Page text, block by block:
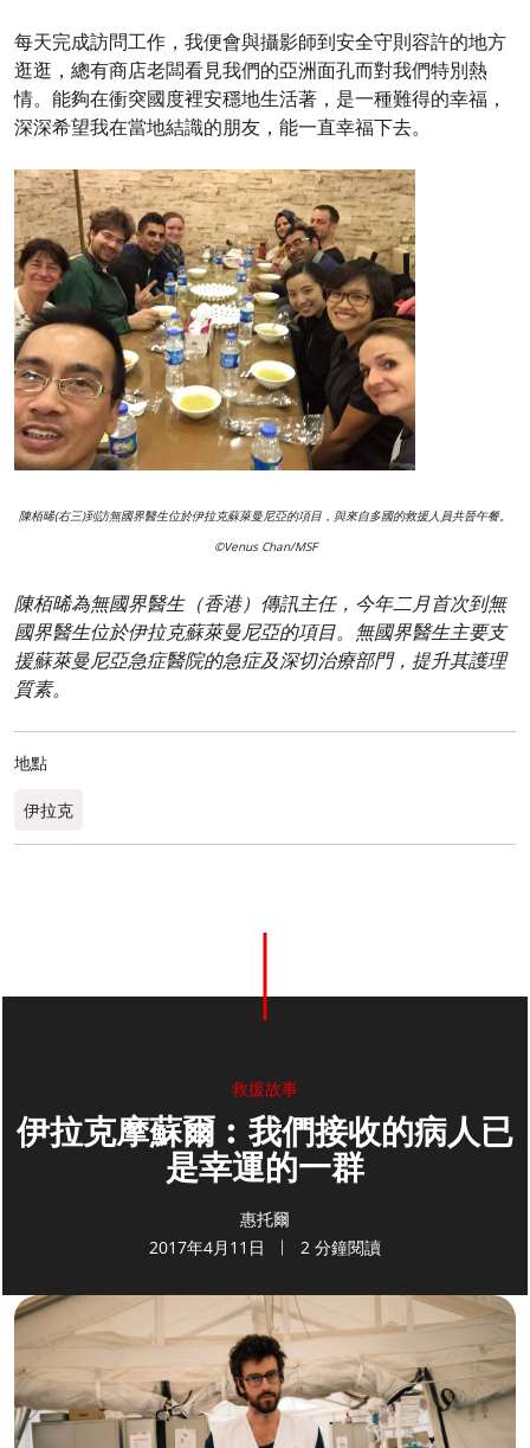
每天完成訪問工作，我便會與攝影師到安全守則容許的地方
逛逛，總有商店老闆看見我們的亞洲面孔而對我們特別熱
情。能夠在衝突國度裡安穩地生活著，是一種難得的幸福，
深深希望我在當地結識的朋友，能一直幸福下去。
陳栢晞(右三)到訪無國界醫生位於伊拉克蘇萊曼尼亞的項目，與來自多國的救援人員共晉午餐。
©Venus Chan/MSF
陳栢晞為無國界醫生（香港）傳訊主任，今年二月首次到無
國界醫生位於伊拉克蘇萊曼尼亞的項目。無國界醫生主要支
援蘇萊曼尼亞急症醫院的急症及深切治療部門，提升其護理
質素。
地點
伊拉克
救援故事
伊拉克摩蘇爾︰我們接收的病人已
是幸運的一群
惠托爾
2017年4月11日
2 分鐘閱讀